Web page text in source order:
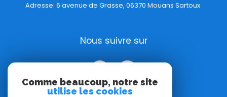
Adresse: 6 avenue de Grasse, 06370 Mouans Sartoux
Nous suivre sur
Comme beaucoup, notre site
utilise les cookies